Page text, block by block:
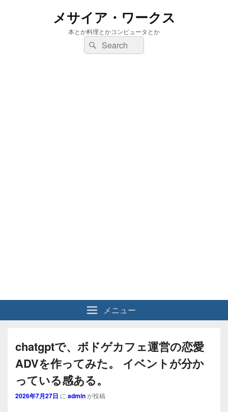
メサイア・ワークス
本とか料理とかコンピュータとか
検
索:
検
索
メニュー
chatgptで、ボドゲカフェ運営の恋愛
ADVを作ってみた。 イベントが分か
っている感ある。
2026年7月27日 に adminが投稿